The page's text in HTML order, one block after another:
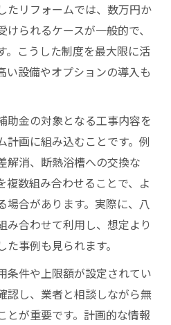
たリフォームでは、数万円か
られるケースが一般的で、
。こうした制度を最大限に活
い設備やオプションの導入も
助金の対象となる工事内容を
計画に組み込むことです。例
解消、断熱浴槽への交換な
複数組み合わせることで、よ
場合があります。実際に、八
み合わせて利用し、想定より
事例も見られます。
条件や上限額が設定されてい
認し、業者と相談しながら無
とが重要です。計画的な情報